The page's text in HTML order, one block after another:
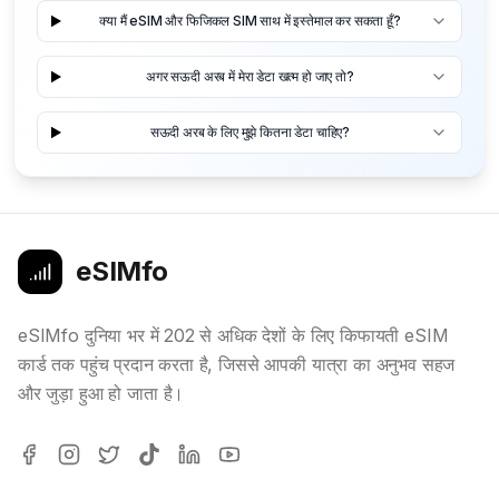
क्या मैं eSIM और फिजिकल SIM साथ में इस्तेमाल कर सकता हूँ?
अगर सऊदी अरब में मेरा डेटा खत्म हो जाए तो?
सऊदी अरब के लिए मुझे कितना डेटा चाहिए?
eSIMfo
eSIMfo दुनिया भर में 202 से अधिक देशों के लिए किफायती eSIM
कार्ड तक पहुंच प्रदान करता है, जिससे आपकी यात्रा का अनुभव सहज
और जुड़ा हुआ हो जाता है।